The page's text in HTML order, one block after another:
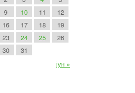
9 10 11
12
16 17 18
19
23 24 25
26
30
31
јун »